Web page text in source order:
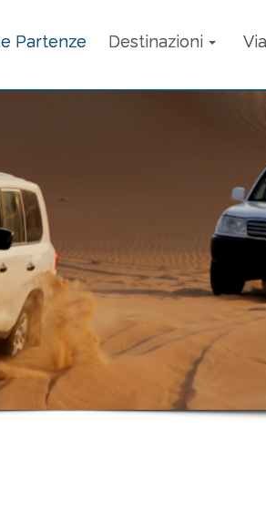
Partenze Destinazioni